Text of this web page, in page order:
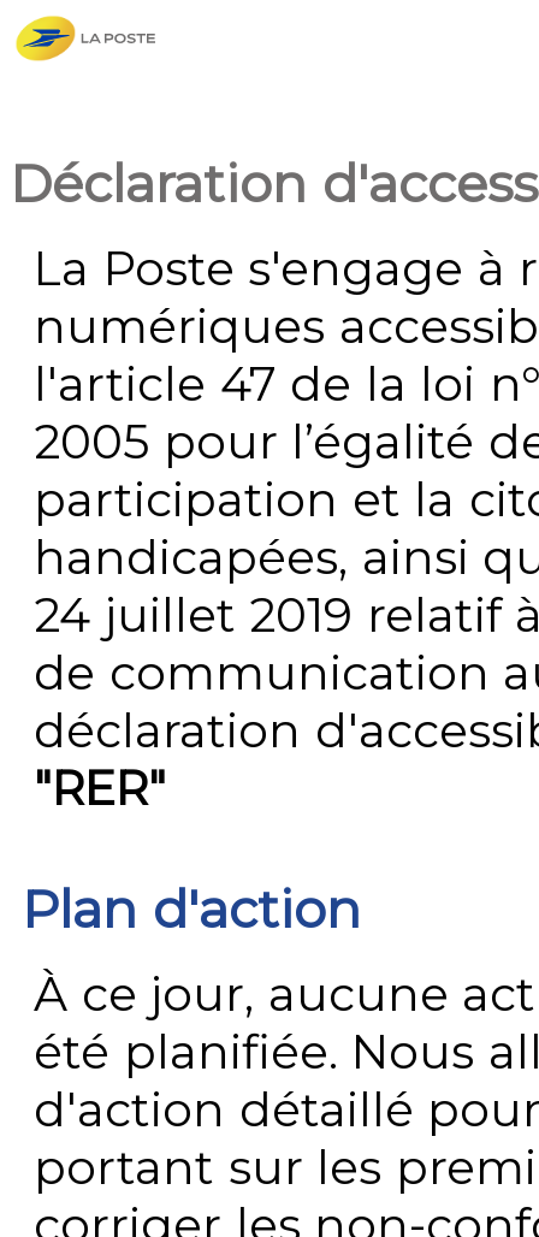
Déclaration
La Poste s'engage à
numériques
l'article 47 de la loi
2005 pour l’égalité
participation et la
handicapées, ainsi
24 juillet 2019 relatif
de communication
déclaration
"RER"
Plan d'action
À ce jour, aucune
été planifiée. Nous
d'action détaillé
portant sur les
corriger les non-